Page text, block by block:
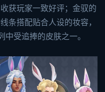
获玩家一致好评；金驭的
条搭配贴合人设的妆容，
中受追捧的皮肤之一。